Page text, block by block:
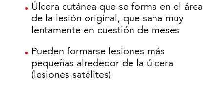
Úlcera cutánea que se forma en el área
de la lesión original, que sana muy
lentamente en cuestión de meses
Pueden formarse lesiones más
pequeñas alrededor de la úlcera
(lesiones satélites)